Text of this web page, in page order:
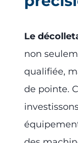
Le
non
qualifiée,
de pointe.